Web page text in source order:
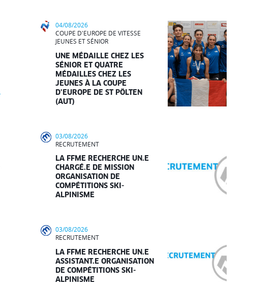
04/08/2026
COUPE D'EUROPE DE VITESSE
JEUNES ET SÉNIOR
UNE MÉDAILLE CHEZ LES
SÉNIOR ET QUATRE
MÉDAILLES CHEZ LES
JEUNES À LA COUPE
D’EUROPE DE ST PÖLTEN
(AUT)
03/08/2026
RECRUTEMENT
LA FFME RECHERCHE UN.E
CHARGÉ.E DE MISSION
ORGANISATION DE
COMPÉTITIONS SKI-
ALPINISME
03/08/2026
RECRUTEMENT
LA FFME RECHERCHE UN.E
ASSISTANT.E ORGANISATION
DE COMPÉTITIONS SKI-
ALPINISME